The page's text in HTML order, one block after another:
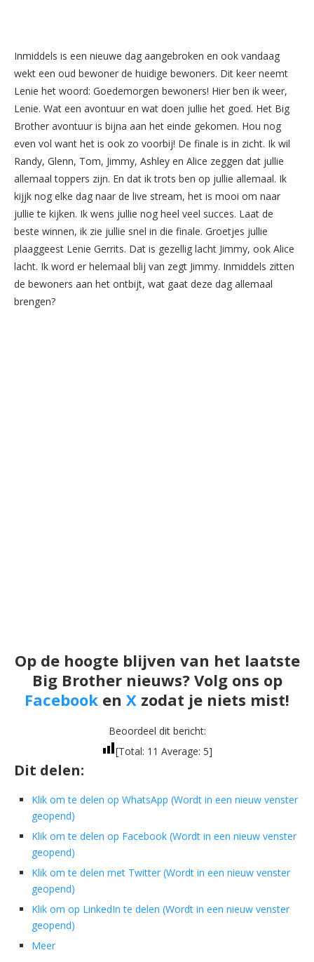
Inmiddels is een nieuwe dag aangebroken en ook vandaag
wekt een oud bewoner de huidige bewoners. Dit keer neemt
Lenie het woord: Goedemorgen bewoners! Hier ben ik weer,
Lenie. Wat een avontuur en wat doen jullie het goed. Het Big
Brother avontuur is bijna aan het einde gekomen. Hou nog
even vol want het is ook zo voorbij! De finale is in zicht. Ik wil
Randy, Glenn, Tom, Jimmy, Ashley en Alice zeggen dat jullie
allemaal toppers zijn. En dat ik trots ben op jullie allemaal. Ik
kijjk nog elke dag naar de live stream, het is mooi om naar
jullie te kijken. Ik wens jullie nog heel veel succes. Laat de
beste winnen, ik zie jullie snel in die finale. Groetjes jullie
plaaggeest Lenie Gerrits. Dat is gezellig lacht Jimmy, ook Alice
lacht. Ik word er helemaal blij van zegt Jimmy. Inmiddels zitten
de bewoners aan het ontbijt, wat gaat deze dag allemaal
brengen?
Op de hoogte blijven van het laatste
Big Brother nieuws? Volg ons op
Facebook en X zodat je niets mist!
Beoordeel dit bericht:
[Total: 11 Average: 5]
Dit delen:
Klik om te delen op WhatsApp (Wordt in een nieuw venster
geopend)
Klik om te delen op Facebook (Wordt in een nieuw venster
geopend)
Klik om te delen met Twitter (Wordt in een nieuw venster
geopend)
Klik om op LinkedIn te delen (Wordt in een nieuw venster
geopend)
Meer